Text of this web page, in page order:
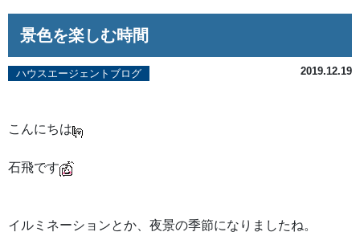
景色を楽しむ時間
ハウスエージェントブログ 2019.12.19
こんにちは
石飛です
イルミネーションとか、夜景の季節になりましたね。